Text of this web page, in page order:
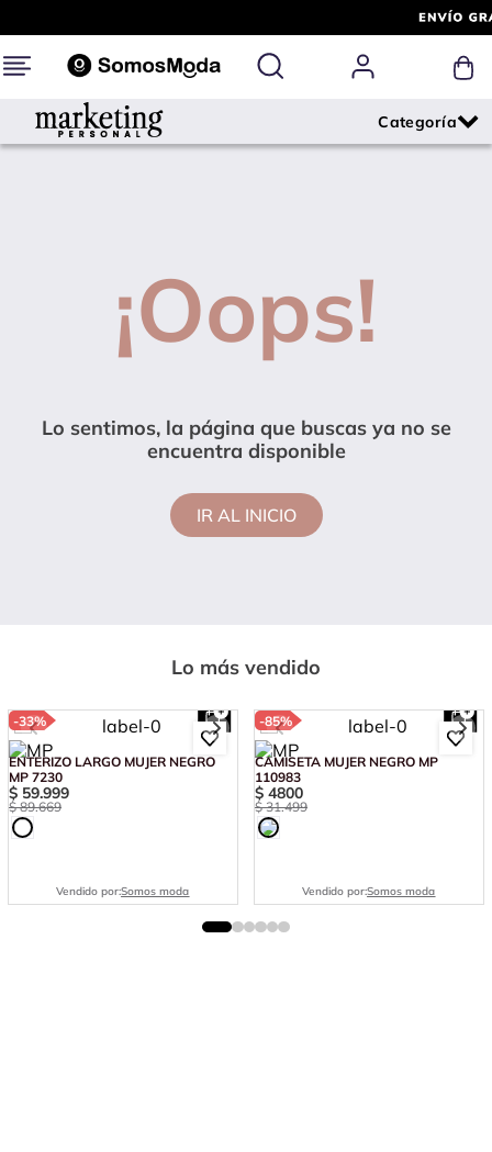
¡Oops!
Lo sentimos, la página que buscas ya no se
encuentra disponible
IR AL INICIO
Lo más vendido
-33%
ENTERIZO LARGO MUJER NEGRO
MP 7230
$ 59.999
$ 89.669
Vendido por:Somos moda
-85%
CAMISETA MUJER NEGRO MP
110983
$ 4800
$ 31.499
Vendido por:Somos moda